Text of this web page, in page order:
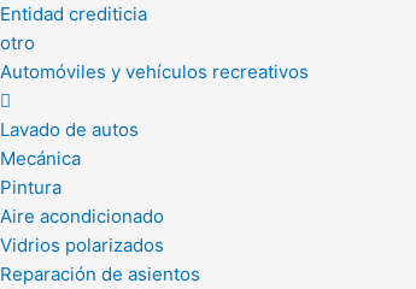
Entidad crediticia
otro
Automóviles y vehículos recreativos
Lavado de autos
Mecánica
Pintura
Aire acondicionado
Vidrios polarizados
Reparación de asientos